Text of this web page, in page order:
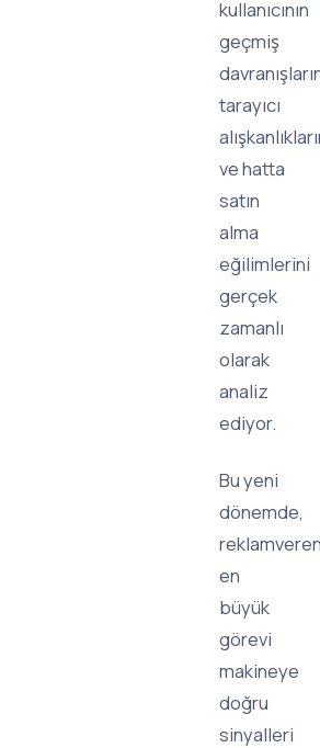
kullanıcının
geçmiş
tarayıcı
ve hatta
satın
alma
eğilimlerini
gerçek
zamanlı
olarak
analiz
ediyor.
Bu yeni
dönemde,
en
büyük
görevi
makineye
doğru
sinyalleri